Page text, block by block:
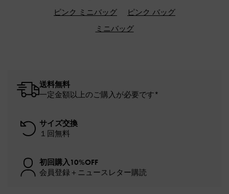
ピンク ミニバッグ
ピンク バッグ
ミニバッグ
送料無料
一定金額以上のご購入が必要です*
サイズ交換
１回無料
初回購入10%OFF
会員登録＋ニュースレター購読